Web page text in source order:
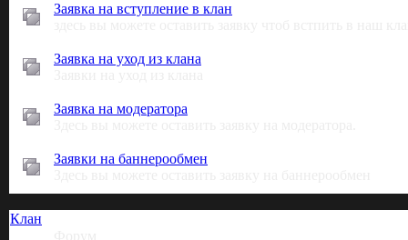
Заявка на вступление в клан
Заявка на уход из клана
Заявка на модератора
Заявки на баннерообмен
Клан